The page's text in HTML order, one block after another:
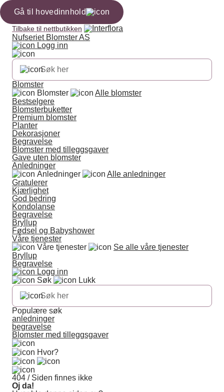
Gå til hovedinnhold
Tilbake til nettbutikken
Nufseriet Blomster AS
Logg inn
Blomster
Blomster
Alle blomster
Bestselgere
Blomsterbuketter
Premium blomster
Planter
Dekorasjoner
Begravelse
Blomster med tilleggsgaver
Gave uten blomster
Anledninger
Anledninger
Alle anledninger
Gratulerer
Kjærlighet
God bedring
Kondolanse
Begravelse
Bryllup
Fødsel og Babyshower
Våre tjenester
Våre tjenester
Se alle våre tjenester
Bryllup
Begravelse
Logg inn
Søk
Lukk
Populære søk
anledninger
begravelse
Blomster med tilleggsgaver
Hvor?
404 / Siden finnes ikke
Oj da!